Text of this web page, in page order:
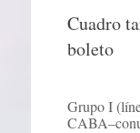
Cuadro
boleto
Grupo I